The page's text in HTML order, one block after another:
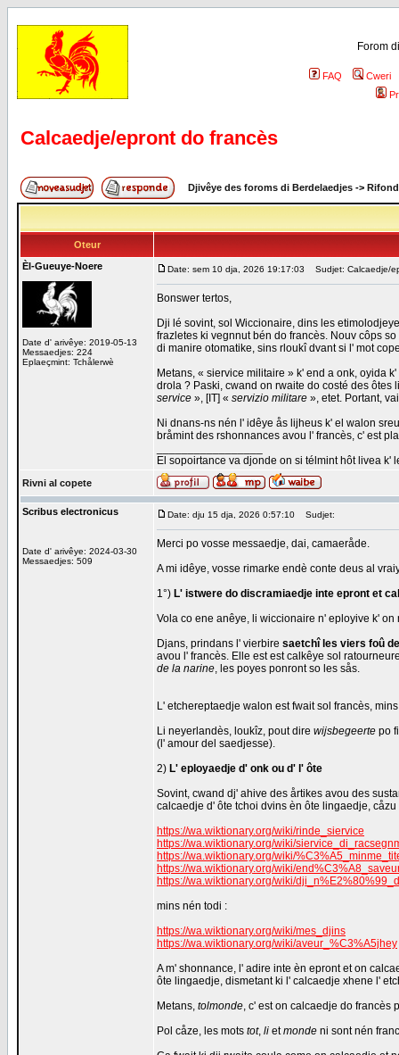
Forom
FAQ
Cweri
Calcaedje/epront do francès
Djivêye des foroms di Berdelaedjes ->
Oteur
Èl-Gueuye-Noere
Date d' arivêye: 2019-05-13
Messaedjes: 224
Eplaeçmint: Tchålerwè
Date: sem 10 dja, 2026 19:17:03 Sudjet: Calcaedje/
Bonswer tertos,
Dji lé sovint, sol Wiccionaire, dins les
frazletes ki vegnnut bén do francès. Nouv côps
di manire otomatike, sins rloukî dvant si l' mot
Metans, « siervice militaire » k' end a onk, oyida
drola ? Paski, cwand on rwaite do costé des
service », [IT] « servizio militare », etet. Portant,
Ni dnans-ns nén l' idêye ås lijheus k' el walon
bråmint des rshonnances avou l' francès, c' est
El sopoirtance va djonde on si télmint hôt livea
Rivni al copete
Scribus electronicus
Date d' arivêye: 2024-03-30
Messaedjes: 509
Date: dju 15 dja, 2026 0:57:10 Sudjet:
Merci po vosse messaedje, dai, camaeråde.
A mi idêye, vosse rimarke endè conte deus al
1°) L' istwere do discramiaedje inte epront et
Vola co ene anêye, li wiccionaire n' eployive k' on
Djans, prindans l' vierbire saetchî les viers foû
avou l' francès. Elle est est calkêye sol
de la narine, les poyes ponront so les sås.
L' etchereptaedje walon est fwait sol francès,
Li neyerlandès, loukîz, pout dire wijsbegeerte po
(l' amour del saedjesse).
2) L' eployaedje d' onk ou d' l' ôte
Sovint, cwand dj' ahive des årtikes avou des
calcaedje d' ôte tchoi dvins èn ôte lingaedje, cåzu
https://wa.wiktionary.org/wiki/rinde_siervice
https://wa.wiktionary.org/wiki/
https://wa.wiktionary.org/wiki/
https://wa.wiktionary.org/wiki/
https://wa.wiktionary.org/wiki/
mins nén todi :
https://wa.wiktionary.org/wiki/mes_djins
https://wa.wiktionary.org/wiki/aveur_%C3%A5jhey
A m' shonnance, l' adire inte èn epront et on
ôte lingaedje, dismetant ki l' calcaedje xhene l'
Metans, tolmonde, c' est on calcaedje do francès
Pol cåze, les mots tot, li etmonde ni sont nén